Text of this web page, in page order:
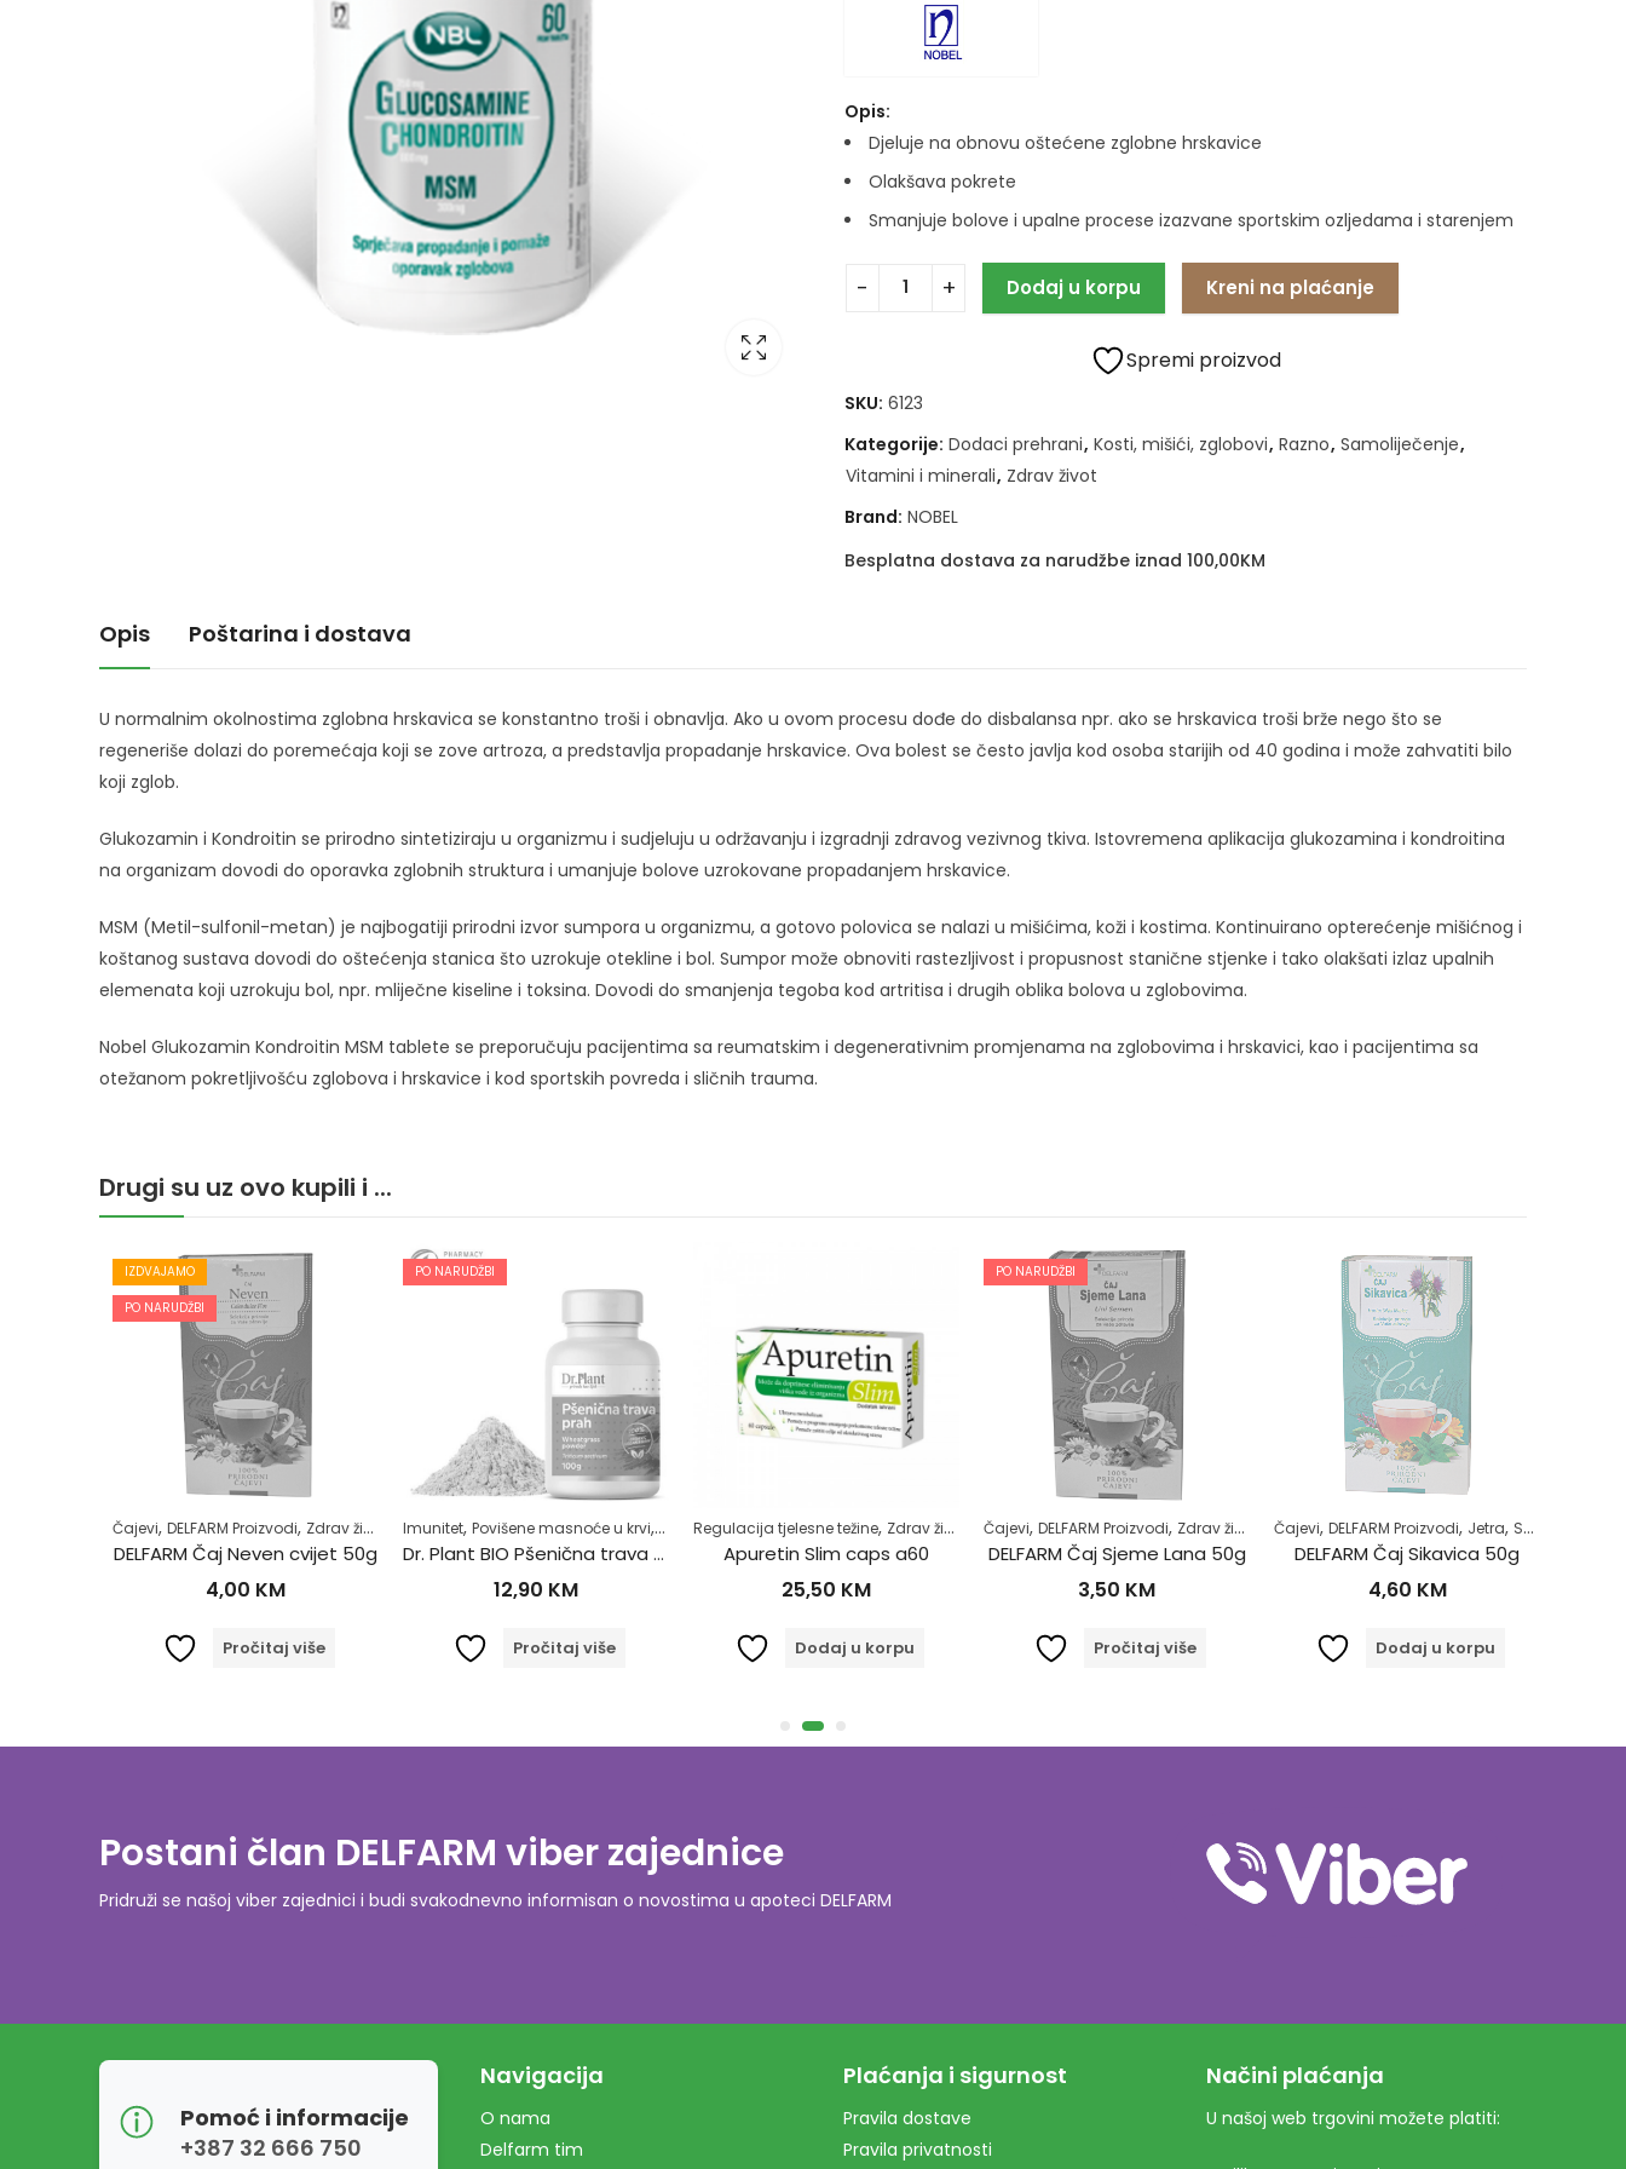
Opis:
Djeluje na obnovu oštećene zglobne hrskavice
Olakšava pokrete
Smanjuje bolove i upalne procese izazvane sportskim ozljedama i starenjem
Dodaj u korpu Kreni na plaćanje
Spremi proizvod
SKU: 6123
Kategorije: Dodaci prehrani, Kosti, mišići, zglobovi, Razno, Samoliječenje,
Vitamini i minerali, Zdrav život
Brand: NOBEL
Besplatna dostava za narudžbe iznad 100,00KM
Opis Poštarina i dostava
U normalnim okolnostima zglobna hrskavica se konstantno troši i obnavlja. Ako u ovom procesu dođe do disbalansa npr. ako se hrskavica troši brže nego što se
regeneriše dolazi do poremećaja koji se zove artroza, a predstavlja propadanje hrskavice. Ova bolest se često javlja kod osoba starijih od 40 godina i može zahvatiti bilo
koji zglob.
Glukozamin i Kondroitin se prirodno sintetiziraju u organizmu i sudjeluju u održavanju i izgradnji zdravog vezivnog tkiva. Istovremena aplikacija glukozamina i kondroitina
na organizam dovodi do oporavka zglobnih struktura i umanjuje bolove uzrokovane propadanjem hrskavice.
MSM (Metil-sulfonil-metan) je najbogatiji prirodni izvor sumpora u organizmu, a gotovo polovica se nalazi u mišićima, koži i kostima. Kontinuirano opterećenje mišićnog i
koštanog sustava dovodi do oštećenja stanica što uzrokuje otekline i bol. Sumpor može obnoviti rastezljivost i propusnost stanične stjenke i tako olakšati izlaz upalnih
elemenata koji uzrokuju bol, npr. mliječne kiseline i toksina. Dovodi do smanjenja tegoba kod artritisa i drugih oblika bolova u zglobovima.
Nobel Glukozamin Kondroitin MSM tablete se preporučuju pacijentima sa reumatskim i degenerativnim promjenama na zglobovima i hrskavici, kao i pacijentima sa
otežanom pokretljivošću zglobova i hrskavice i kod sportskih povreda i sličnih trauma.
Drugi su uz ovo kupili i ...
,Regulacija tjelesne težine,Samoliječenje,Superhrana,Zdrav život
IZDVAJAMO
PO NARUDŽBI
Čajevi,DELFARM Proizvodi,Zdrav život
DELFARM Čaj Neven cvijet 50g
4,00KM
Pročitaj više
PO NARUDŽBI
Imunitet,Povišene masnoće u krvi, Regulacija tjelesne težine,Samoliječenje,Šećerna bolest-dijabetes,Superhrana,Zdrav život
Dr. Plant BIO Pšenična trava u prahu (Triticum aestivum) 100g
12,90KM
Pročitaj više
Regulacija tjelesne težine,Zdrav život
Apuretin Slim caps a60
25,50KM
Dodaj u korpu
PO NARUDŽBI
Čajevi,DELFARM Proizvodi,Zdrav život
DELFARM Čaj Sjeme Lana 50g
3,50KM
Pročitaj više
Čajevi,DELFARM Proizvodi,Jetra,Samoliječenje
DELFARM Čaj Sikavica 50g
4,60KM
Dodaj u korpu
Postani član DELFARM viber zajednice
Pridruži se našoj viber zajednici i budi svakodnevno informisan o novostima u apoteci DELFARM
Pomoć i informacije
+387 32 666 750
Navigacija
O nama
Delfarm tim
Plaćanja i sigurnost
Pravila dostave
Pravila privatnosti
Načini plaćanja
U našoj web trgovini možete platiti: